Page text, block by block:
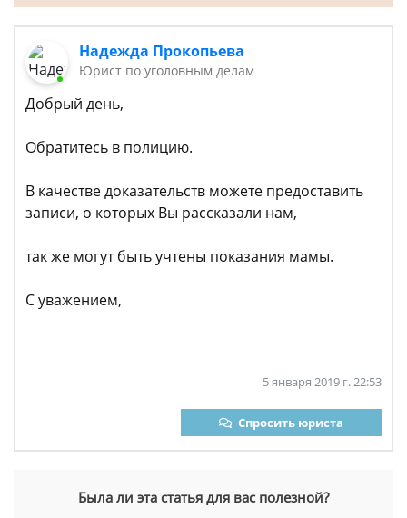
Надежда Прокопьева
Юрист по уголовным делам
Добрый день,
Обратитесь в полицию.
В качестве доказательств можете предоставить
записи, о которых Вы рассказали нам,
так же могут быть учтены показания мамы.
С уважением,
5 января 2019 г. 22:53
Спросить юриста
Была ли эта статья для вас полезной?